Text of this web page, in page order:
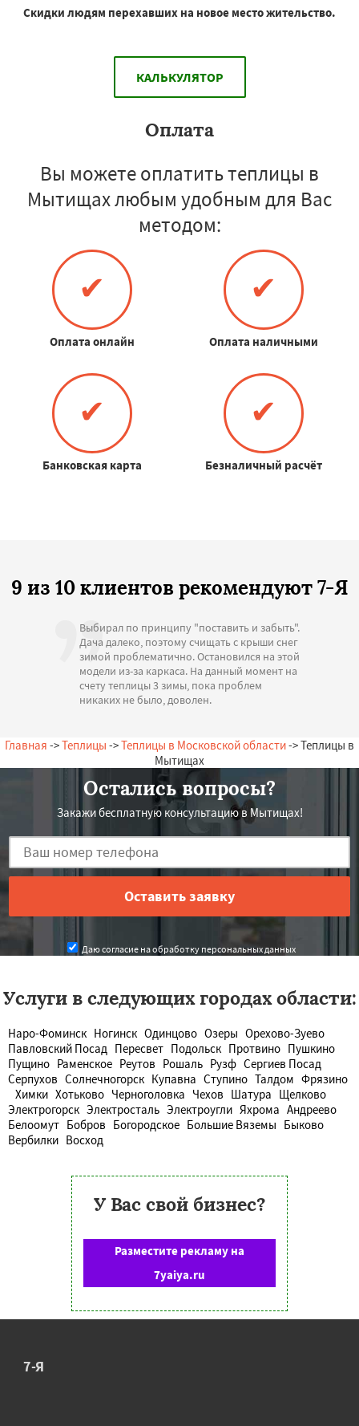
Скидки людям перехавших на новое место жительство.
КАЛЬКУЛЯТОР
Оплата
Вы можете оплатить теплицы в
Мытищах любым удобным для Вас
методом:
✔
Оплата онлайн
✔
Оплата наличными
✔
Банковская карта
✔
Безналичный расчёт
9 из 10 клиентов рекомендуют 7-Я
Выбирал по принципу "поставить и забыть".
Дача далеко, поэтому счищать с крыши снег
зимой проблематично. Остановился на этой
модели из-за каркаса. На данный момент на
счету теплицы 3 зимы, пока проблем
никаких не было, доволен.
Главная ->Теплицы ->Теплицы в Московской области-> Теплицы в
Мытищах
Остались вопросы?
Закажи бесплатную консультацию в Мытищах!
Даю согласие на обработку персональных данных
Услуги в следующих городах области:
Наро-Фоминск Ногинск Одинцово Озеры Орехово-Зуево
Павловский Посад Пересвет Подольск Протвино Пушкино
Пущино Раменское Реутов Рошаль Рузф Сергиев Посад
Серпухов Солнечногорск Купавна Ступино Талдом Фрязино
Химки Хотьково Черноголовка Чехов Шатура Щелково
Электрогорск Электросталь Электроугли Яхрома Андреево
Белоомут Бобров Богородское Большие Вяземы Быково
Вербилки Восход
У Вас свой бизнес?
Разместите рекламу на
7yaiya.ru
7-Я